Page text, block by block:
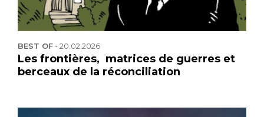
BEST OF-20.02.2026
Les frontières, matrices de guerres et
berceaux de la réconciliation